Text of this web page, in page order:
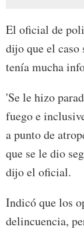
El oficial de
dijo que el caso
tenía mucha
'Se le hizo
fuego e
a punto de
que se le dio
dijo el oficial.
Indicó que los
delincuencia,